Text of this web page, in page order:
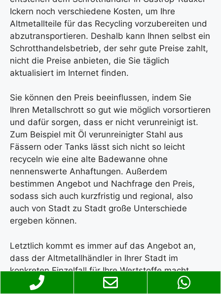
Ickern noch verschiedene Kosten, um Ihre
Altmetallteile für das Recycling vorzubereiten und
abzutransportieren. Deshalb kann Ihnen selbst ein
Schrotthandelsbetrieb, der sehr gute Preise zahlt,
nicht die Preise anbieten, die Sie täglich
aktualisiert im Internet finden.
Sie können den Preis beeinflussen, indem Sie
Ihren Metallschrott so gut wie möglich vorsortieren
und dafür sorgen, dass er nicht verunreinigt ist.
Zum Beispiel mit Öl verunreinigter Stahl aus
Fässern oder Tanks lässt sich nicht so leicht
recyceln wie eine alte Badewanne ohne
nennenswerte Anhaftungen. Außerdem
bestimmen Angebot und Nachfrage den Preis,
sodass sich auch kurzfristig und regional, also
auch von Stadt zu Stadt große Unterschiede
ergeben können.
Letztlich kommt es immer auf das Angebot an,
dass der Altmetallhändler in Ihrer Stadt im
konkreten Einzelfall für Ihre Wertstoffe macht,
denn auch die Preise in einer Stadt verändern sich